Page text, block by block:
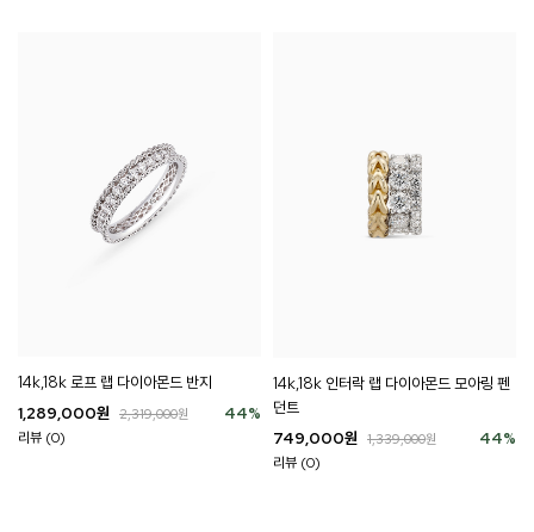
14k,18k 로프 랩 다이아몬드 반지
44%
1,289,000원 2,319,000원
리뷰 (0)
14k,18k 인터락 랩 다이아몬드 모아링 펜
던트
44%
749,000원 1,339,000원
리뷰 (0)